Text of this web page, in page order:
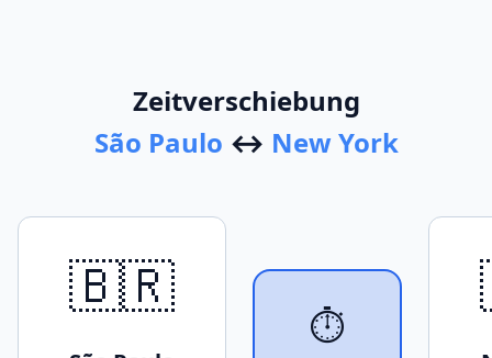
Zeitverschiebung
São Paulo ↔ New York
🇧🇷
⏱️